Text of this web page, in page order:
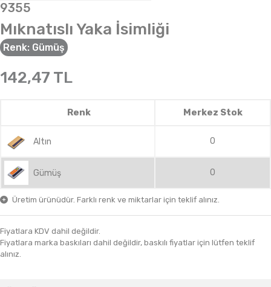
9355
Mıknatıslı Yaka İsimliği
Renk: Gümüş
142,47 TL
Renk Merkez Stok
Altın 0
Gümüş 0
Üretim ürünüdür. Farklı renk ve miktarlar için teklif alınız.
Fiyatlara KDV dahil değildir.
Fiyatlara marka baskıları dahil değildir, baskılı fiyatlar için lütfen teklif
alınız.